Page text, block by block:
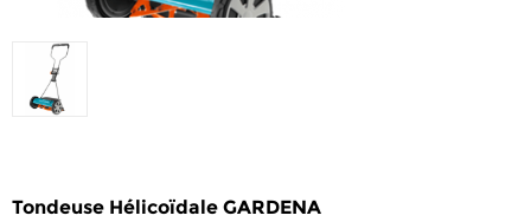
Tondeuse Hélicoïdale GARDENA